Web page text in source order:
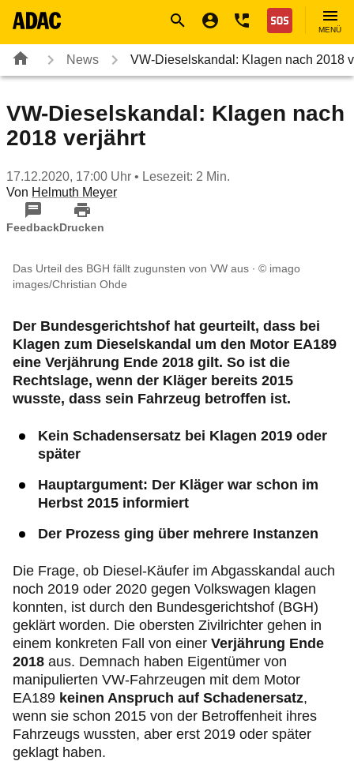
Nothilfe
MENÜ
News VW-Dieselskandal: Klagen nach 2018
VW-Dieselskandal: Klagen nach
2018 verjährt
17.12.2020, 17:00 Uhr • Lesezeit: 2 Min.
Von Helmuth Meyer
FeedbackDrucken
Das Urteil des BGH fällt zugunsten von VW aus
© imago
images/Christian Ohde
Der Bundesgerichtshof hat geurteilt, dass bei
Klagen zum Dieselskandal um den Motor EA189
eine Verjährung Ende 2018 gilt. So ist die
Rechtslage, wenn der Kläger bereits 2015
wusste, dass sein Fahrzeug betroffen ist.
Kein Schadensersatz bei Klagen 2019 oder
später
Hauptargument: Der Kläger war schon im
Herbst 2015 informiert
Der Prozess ging über mehrere Instanzen
Die Frage, ob Diesel-Käufer im Abgasskandal auch
noch 2019 oder 2020 gegen Volkswagen klagen
konnten, ist durch den Bundesgerichtshof (BGH)
geklärt worden. Die obersten Zivilrichter gehen in
einem konkreten Fall von einer Verjährung Ende
2018 aus. Demnach haben Eigentümer von
manipulierten VW-Fahrzeugen mit dem Motor
EA189 keinen Anspruch auf Schadenersatz,
wenn sie schon 2015 von der Betroffenheit ihres
Fahrzeugs wussten, aber erst 2019 oder später
geklagt haben.